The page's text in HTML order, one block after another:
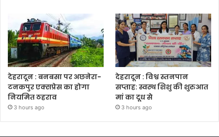
देहरादून : बनबसा पर अछनेरा-
टनकपुर एक्सप्रेस का होगा
नियमित ठहराव
3 hours ago
देहरादून : विश्व स्तनपान
सप्ताह: स्वस्थ शिशु की शुरुआत
मां का दूध से
3 hours ago